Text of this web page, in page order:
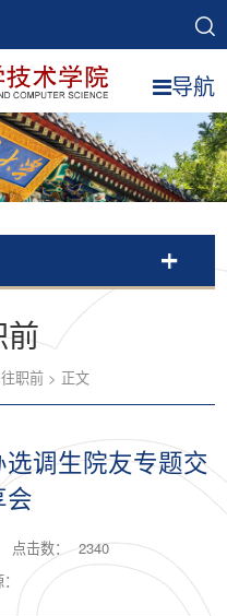
导航
前
职前 > 正文
调生院友专题交
会
点击数： 2340